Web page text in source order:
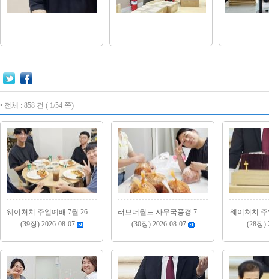
• 전체 : 858 건 ( 1/54 쪽)
웨이처치 주일예배 7월 26일, 8월 2일
(39장) 2026-08-07
러브더월드 사무국풍경 7월(2)
(30장) 2026-08-07
웨이처치
(28장)